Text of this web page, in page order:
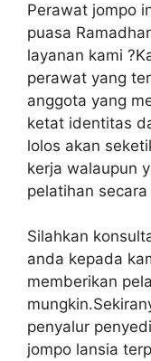
Perawat jompo
puasa
layanan kami
perawat yang
anggota yang
ketat identitas
lolos akan
kerja walaupun
pelatihan
Silahkan
anda kepada
memberikan
penyalur
jompo lansia